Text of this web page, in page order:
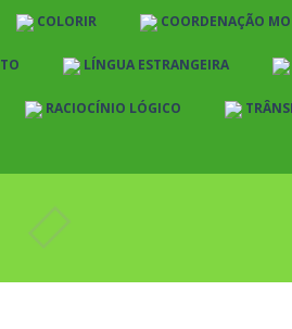
COLORIR COORDENAÇÃO
LÍNGUA ESTRANGEIRA
RACIOCÍNIO LÓGICO